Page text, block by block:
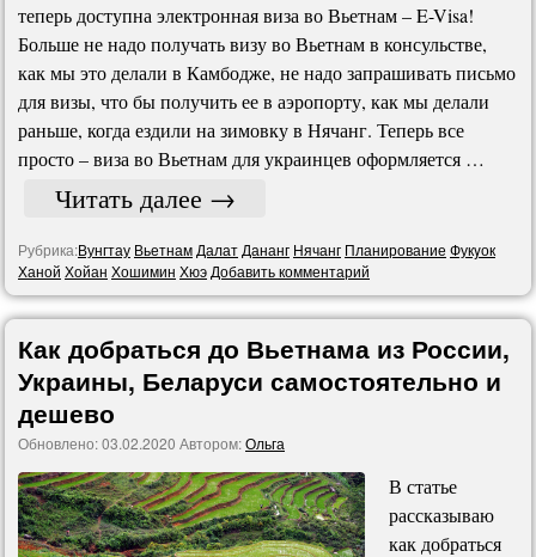
теперь доступна электронная виза во Вьетнам – E-Visa!
Больше не надо получать визу во Вьетнам в консульстве,
как мы это делали в Камбодже, не надо запрашивать письмо
для визы, что бы получить ее в аэропорту, как мы делали
раньше, когда ездили на зимовку в Нячанг. Теперь все
просто – виза во Вьетнам для украинцев оформляется …
Читать далее →
Рубрика:Вунгтау Вьетнам Далат Дананг Нячанг Планирование Фукyок
Ханой Хойан Хошимин Хюэ Добавить комментарий
Как добраться до Вьетнама из России,
Украины, Беларуси самостоятельно и
дешево
Обновлено:03.02.2020 Автором:Ольга
В статье
рассказываю
как добраться